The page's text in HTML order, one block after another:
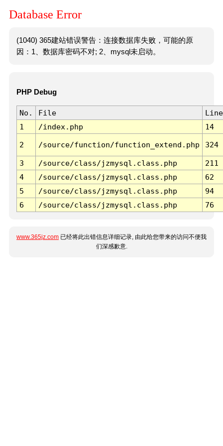
Database Error
(1040) 365建站错误警告：连接数据库失败，可能的原
因：1、数据库密码不对; 2、mysql未启动。
PHP Debug
No. File
Line
1
/index.php 14
2 /source/function/function_extend.php 324
3 /source/class/jzmysql.class.php
211
4
/source/class/jzmysql.class.php
62
5
/source/class/jzmysql.class.php
94
6
/source/class/jzmysql.class.php 76
www.365jz.com 已经将此出错信息详细记录, 由此给您带来的访问不便我
们深感歉意.